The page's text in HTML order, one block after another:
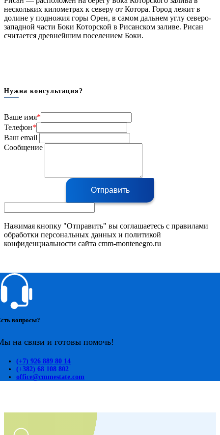
нескольких километрах к северу от Котора. Город лежит в
долине у подножия горы Орен, в самом дальнем углу северо-
западной части Боки Которской в Рисанском заливе. Рисан
считается древнейшим поселением Боки.
Нужна консультация?
Ваше имя*
Телефон*
Ваш email
Сообщение
Отправить
Нажимая кнопку "Отправить" вы соглашаетесь с правилами
обработки персональных данных и политикой
конфиденциальности сайта cmm-montenegro.ru
вопросы?
на связи и готовы помочь!
(+7) 926 889 80 14
(+382) 68 108 802
office@cmmestate.com